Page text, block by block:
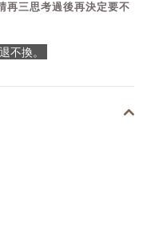
再三思考過後再決定要不
不換。